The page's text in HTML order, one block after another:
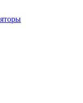
hi-fi
hi-fi